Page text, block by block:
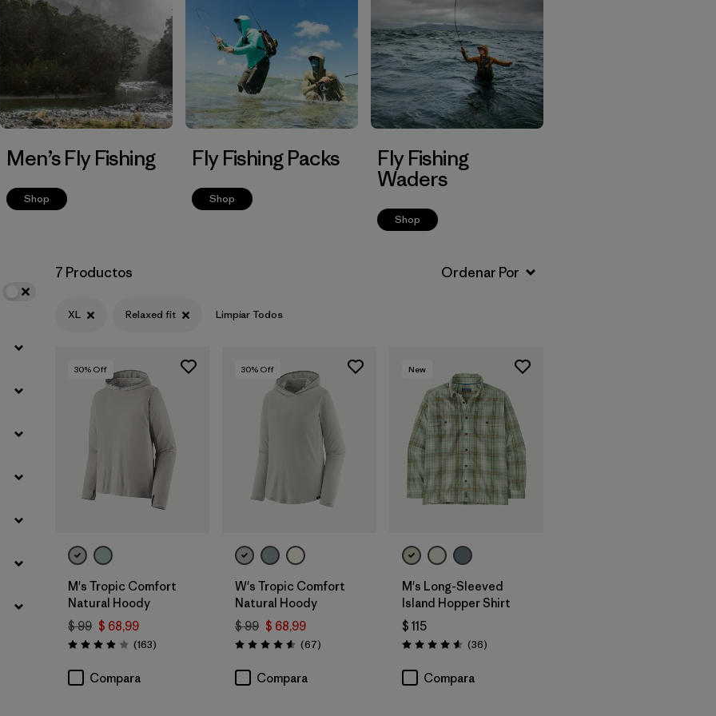
Materials & Fabric
Men’s Fly Fishing
Shop
Fly Fishing Packs
Shop
Fly Fishing
Waders
Shop
7 Productos
XL Relaxed fit Limpiar Todos
30% Off
M's Tropic Comfort
Natural Hoody
$ 99 $ 68,99
Valoración: 3.9 / 5
(163Comentarios
)
Compara
30% Off
W's Tropic Comfort
Natural Hoody
$ 99 $ 68,99
Valoración: 4.6 / 5
(67Comentarios
)
Compara
New
M's Long-Sleeved
Island Hopper Shirt
$ 115
Valoración: 4.6 / 5
(36Comentarios
)
Compara